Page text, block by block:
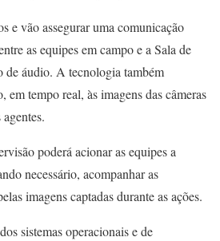
e vão assegurar uma comunicação
as equipes em campo e a Sala de
áudio. A tecnologia também
em tempo real, às imagens das câmeras
poderá acionar as equipes a
necessário, acompanhar as
imagens captadas durante as ações.
sistemas operacionais e de